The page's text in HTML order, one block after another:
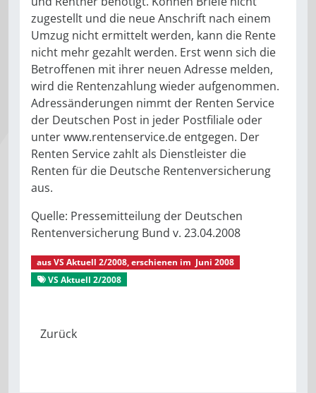
zugestellt und die neue Anschrift nach einem
Umzug nicht ermittelt werden, kann die Rente
nicht mehr gezahlt werden. Erst wenn sich die
Betroffenen mit ihrer neuen Adresse melden,
wird die Rentenzahlung wieder aufgenommen.
Adressänderungen nimmt der Renten Service
der Deutschen Post in jeder Postfiliale oder
unter www.rentenservice.de entgegen. Der
Renten Service zahlt als Dienstleister die
Renten für die Deutsche Rentenversicherung
aus.
Quelle: Pressemitteilung der Deutschen
Rentenversicherung Bund v. 23.04.2008
ausVS Aktuell 2/2008, erschienen im Juni 2008
VS Aktuell 2/2008